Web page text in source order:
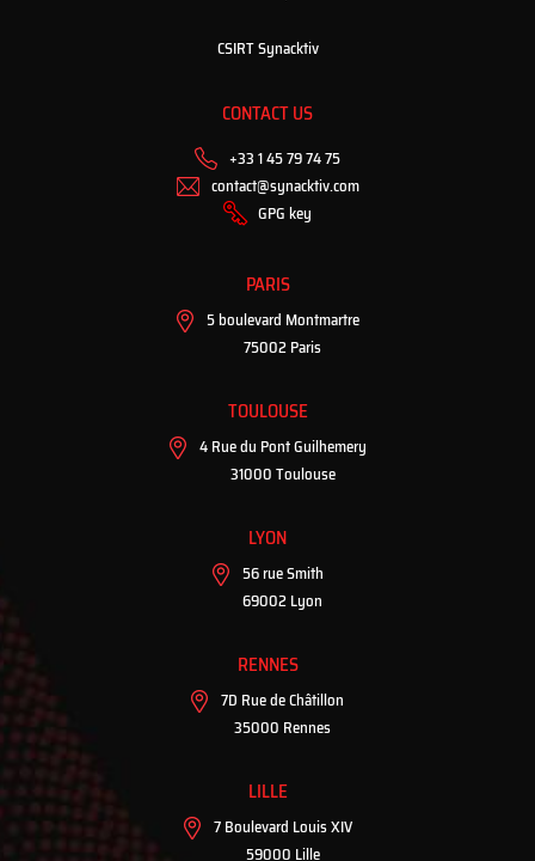
CSIRT Synacktiv
CONTACT US
+33 1 45 79 74 75
contact@synacktiv.com
GPG key
PARIS
5 boulevard Montmartre
75002 Paris
TOULOUSE
4 Rue du Pont Guilhemery
31000 Toulouse
LYON
56 rue Smith
69002 Lyon
RENNES
7D Rue de Châtillon
35000 Rennes
LILLE
7 Boulevard Louis XIV
59000 Lille